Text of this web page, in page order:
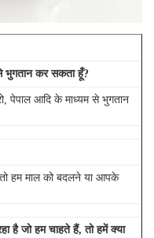
भुगतान कर सकता हूँ?
पेपाल आदि के माध्यम से भुगतान
हम माल को बदलने या आपके
है जो हम चाहते हैं, तो हमें क्या